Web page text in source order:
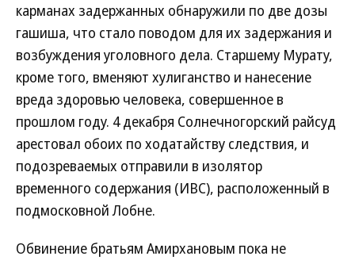
карманах задержанных обнаружили по две дозы
гашиша, что стало поводом для их задержания и
возбуждения уголовного дела. Старшему Мурату,
кроме того, вменяют хулиганство и нанесение
вреда здоровью человека, совершенное в
прошлом году. 4 декабря Солнечногорский райсуд
арестовал обоих по ходатайству следствия, и
подозреваемых отправили в изолятор
временного содержания (ИВС), расположенный в
подмосковной Лобне.
Обвинение братьям Амирхановым пока не